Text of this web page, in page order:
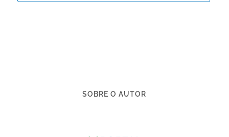
SOBRE O AUTOR